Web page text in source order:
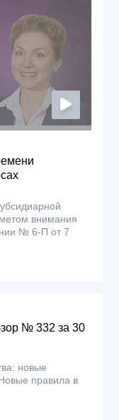
внимания
№ 6-П от 7
№ 332 за 30
новые
правила в